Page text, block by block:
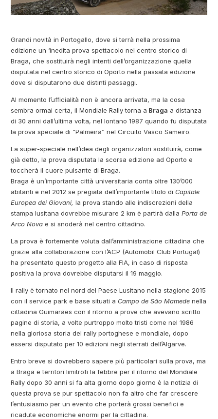
Grandi novità in Portogallo, dove si terrà nella prossima
edizione un ‘inedita prova spettacolo nel centro storico di
Braga, che sostituirà negli intenti dell’organizzazione quella
disputata nel centro storico di Oporto nella passata edizione
dove si disputarono due distinti passaggi.
Al momento l’ufficialità non è ancora arrivata, ma la cosa
sembra ormai certa, il Mondiale Rally torna a Braga a distanza
di 30 anni dall’ultima volta, nel lontano 1987 quando fu disputata
la prova speciale di “Palmeira” nel Circuito Vasco Sameiro.
La super-speciale nell’idea degli organizzatori sostituirà, come
già detto, la prova disputata la scorsa edizione ad Oporto e
toccherà il cuore pulsante di Braga.
Braga è un’importante città universitaria conta oltre 130’000
abitanti e nel 2012 se pregiata dell’importante titolo di Capitale
Europea dei Giovani,la prova stando alle indiscrezioni della
stampa lusitana dovrebbe misurare 2 km è partirà dallaPorta de
Arco Novae si snoderà nel centro cittadino.
La prova è fortemente voluta dall’amministrazione cittadina che
grazie alla collaborazione con l’ACP (Automobil Club Portugal)
ha presentato questo progetto alla FIA, in caso di risposta
positiva la prova dovrebbe disputarsi il 19 maggio.
Il rally è tornato nel nord del Paese Lusitano nella stagione 2015
con il service park e base situati a Campo de São Mamede nella
cittadina Guimarães con il ritorno a prove che avevano scritto
pagine di storia, a volte purtroppo molto tristi come nel 1986
nella gloriosa storia del rally portoghese e mondiale, dopo
essersi disputato per 10 edizioni negli sterrati dell’Algarve.
Entro breve si dovrebbero sapere più particolari sulla prova, ma
a Braga e territori limitrofi la febbre per il ritorno del Mondiale
Rally dopo 30 anni si fa alta giorno dopo giorno è la notizia di
questa prova se pur spettacolo non fa altro che far crescere
l’entusiasmo per un evento che porterà grossi benefici e
ricadute economiche enormi per la cittadina.